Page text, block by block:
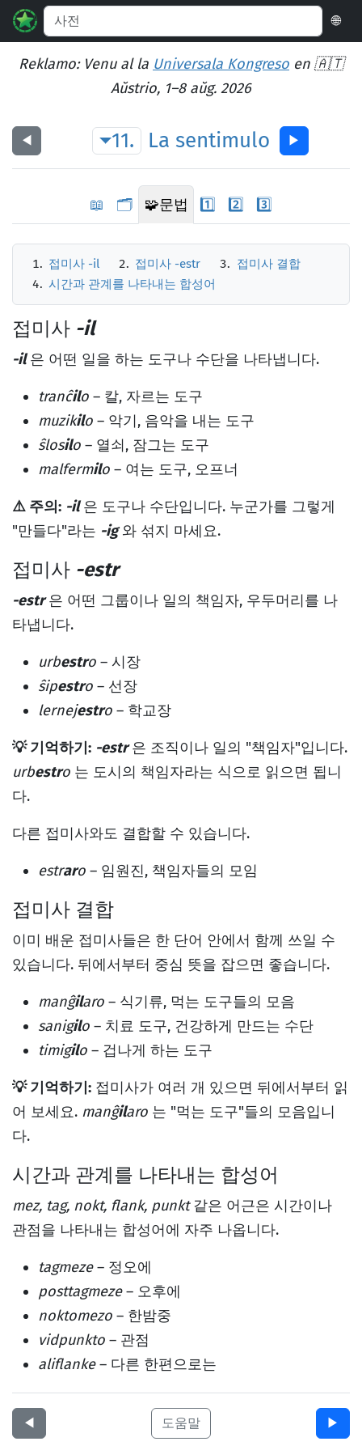
🌐
Reklamo: Venu al la Universala Kongreso en 🇦🇹
Aŭstrio, 1–8 aŭg. 2026
◀︎ 11. La sentimulo ▶︎
📖 🗂️ 🧩문법 1️⃣ 2️⃣ 3️⃣
접미사 -il 접미사 -estr
접미사 결합
시간과 관계를 나타내는 합성어
접미사 -il
-il은 어떤 일을 하는 도구나 수단을 나타냅니다.
tranĉilo – 칼, 자르는 도구
muzikilo – 악기, 음악을 내는 도구
ŝlosilo – 열쇠, 잠그는 도구
malfermilo – 여는 도구, 오프너
⚠️ 주의: -il은 도구나 수단입니다. 누군가를 그렇게
"만들다"라는 -ig와 섞지 마세요.
접미사 -estr
-estr은 어떤 그룹이나 일의 책임자, 우두머리를 나
타냅니다.
urbestro – 시장
ŝipestro – 선장
lernejestro – 학교장
💡 기억하기: -estr은 조직이나 일의 "책임자"입니다.
urbestro 는 도시의 책임자라는 식으로 읽으면 됩니
다.
다른 접미사와도 결합할 수 있습니다.
estraro – 임원진, 책임자들의 모임
접미사 결합
이미 배운 접미사들은 한 단어 안에서 함께 쓰일 수
있습니다. 뒤에서부터 중심 뜻을 잡으면 좋습니다.
manĝilaro – 식기류, 먹는 도구들의 모음
sanigilo – 치료 도구, 건강하게 만드는 수단
timigilo – 겁나게 하는 도구
💡 기억하기: 접미사가 여러 개 있으면 뒤에서부터 읽
어 보세요. manĝilaro 는 "먹는 도구"들의 모음입니
다.
시간과 관계를 나타내는 합성어
mez, tag, nokt, flank, punkt같은 어근은 시간이나
관점을 나타내는 합성어에 자주 나옵니다.
tagmeze– 정오에
posttagmeze– 오후에
noktomezo – 한밤중
vidpunkto – 관점
aliflanke– 다른 한편으로는
◀︎ 도움말 ▶︎